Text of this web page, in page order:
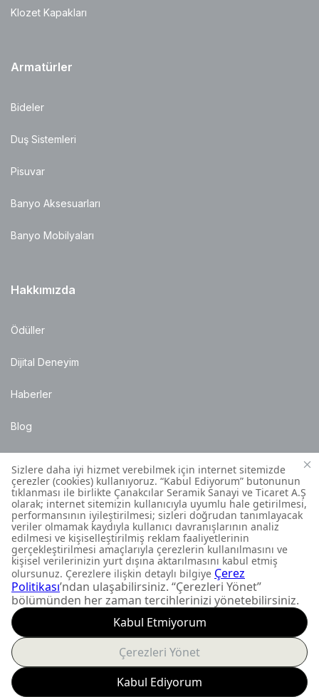
Klozet Kapakları
Armatürler
Bideler
Duş Sistemleri
Pisuvar
Banyo Aksesuarları
Banyo Mobilyaları
Hakkımızda
Ödüller
Dijital Deneyim
Haberler
Blog
Satış Noktaları
Montaj Bilgileri
Müşteri İletişim Merkezi